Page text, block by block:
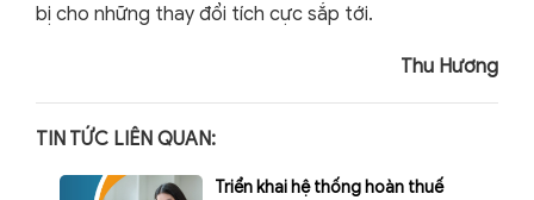
bị cho những thay đổi tích cực sắp tới.
Thu Hương
TIN TỨC LIÊN QUAN:
Triển khai hệ thống hoàn thuế